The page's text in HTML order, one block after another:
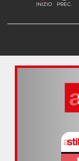
INIZIO PREC.